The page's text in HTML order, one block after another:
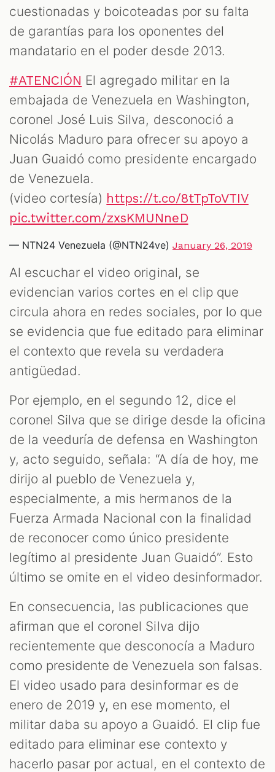
cuestionadas y boicoteadas por su falta
de garantías para los oponentes del
mandatario en el poder desde 2013.
#ATENCIÓN El agregado militar en la
embajada de Venezuela en Washington,
coronel José Luis Silva, desconoció a
Nicolás Maduro para ofrecer su apoyo a
Juan Guaidó como presidente encargado
de Venezuela.
(video cortesía) https://t.co/8tTpToVTIV
pic.twitter.com/zxsKMUNneD
— NTN24 Venezuela (@NTN24ve) January 26, 2019
Al escuchar el video original, se
evidencian varios cortes en el clip que
circula ahora en redes sociales, por lo que
se evidencia que fue editado para eliminar
el contexto que revela su verdadera
antigüedad.
Por ejemplo, en el segundo 12, dice el
coronel Silva que se dirige desde la oficina
de la veeduría de defensa en Washington
y, acto seguido, señala: “A día de hoy, me
dirijo al pueblo de Venezuela y,
especialmente, a mis hermanos de la
Fuerza Armada Nacional con la finalidad
de reconocer como único presidente
legítimo al presidente Juan Guaidó”. Esto
último se omite en el video desinformador.
En consecuencia, las publicaciones que
afirman que el coronel Silva dijo
recientemente que desconocía a Maduro
como presidente de Venezuela son falsas.
El video usado para desinformar es de
enero de 2019 y, en ese momento, el
militar daba su apoyo a Guaidó. El clip fue
editado para eliminar ese contexto y
hacerlo pasar por actual, en el contexto de